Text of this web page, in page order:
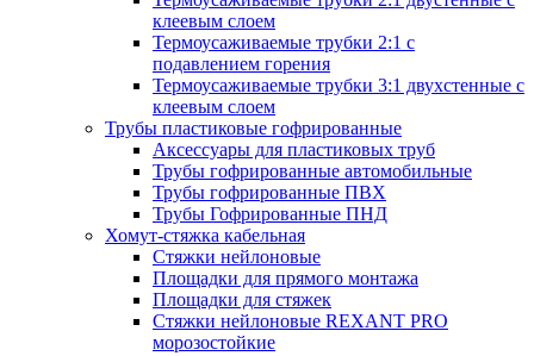
клеевым слоем
Термоусаживаемые трубки 2:1 с
подавлением горения
Термоусаживаемые трубки 3:1 двухстенные с
клеевым слоем
Трубы пластиковые гофрированные
Аксессуары для пластиковых труб
Трубы гофрированные автомобильные
Трубы гофрированные ПВХ
Трубы Гофрированные ПНД
Хомут-стяжка кабельная
Cтяжки нейлоновые
Площадки для прямого монтажа
Площадки для стяжек
Стяжки нейлоновые REXANT PRO
морозостойкие